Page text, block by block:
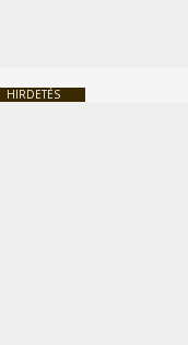
HIRDETÉS